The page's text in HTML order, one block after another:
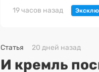
19 часов назад
Статья 20 дней назад
И кремль